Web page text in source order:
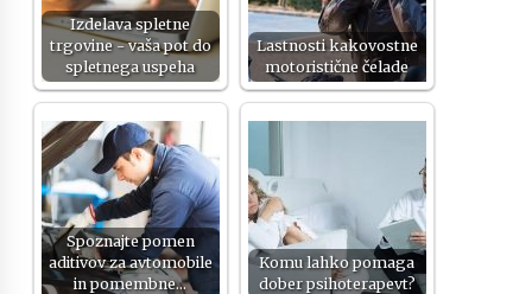
Izdelava spletne
trgovine - vaša pot do
spletnega uspeha
Lastnosti kakovostne
motoristične čelade
Spoznajte pomen
aditivov za avtomobile
in pomembne…
Komu lahko pomaga
dober psihoterapevt?